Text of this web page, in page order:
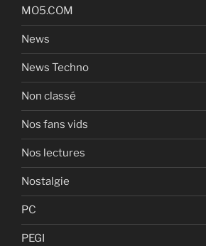
MO5.COM
News
News Techno
Non classé
Nos fans vids
Nos lectures
Nostalgie
PC
PEGI